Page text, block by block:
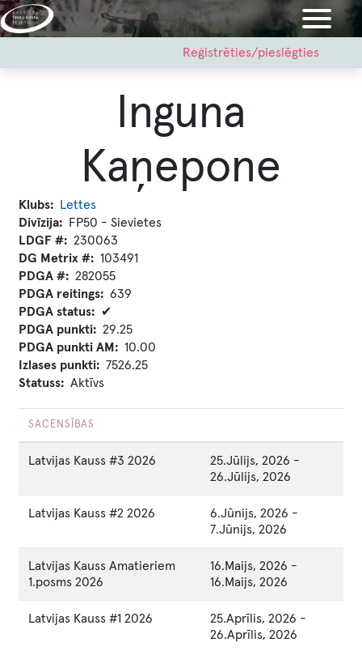
Pārlekt
uz
menu
Reģistrēties/pieslēgties
Inguna
Kaņepone
Klubs
Lettes
Divīzija
FP50 - Sievietes
LDGF #
230063
DG Metrix #
103491
PDGA #
282055
PDGA reitings
639
PDGA status
✔
PDGA punkti
29.25
PDGA punkti AM
10.00
Izlases punkti
7526.25
Statuss
Aktīvs
SACENSĪBAS
Latvijas Kauss #3 2026 25.Jūlijs, 2026 -
26.Jūlijs, 2026
Latvijas Kauss #2 2026 6.Jūnijs, 2026 -
7.Jūnijs, 2026
Latvijas Kauss Amatieriem
1.posms 2026
16.Maijs, 2026 -
16.Maijs, 2026
Latvijas Kauss #1 2026 25.Aprīlis, 2026 -
26.Aprīlis, 2026